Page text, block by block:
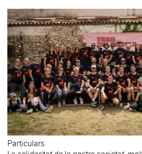
Particulars